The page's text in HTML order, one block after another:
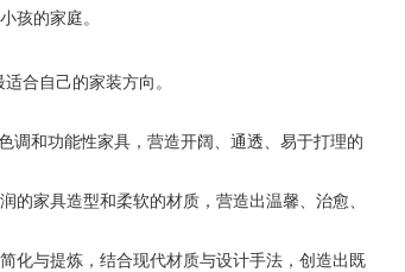
孩的家庭。
合自己的家装方向。
调和功能性家具，营造开阔、通透、易于打理的
的家具造型和柔软的材质，营造出温馨、治愈、
化与提炼，结合现代材质与设计手法，创造出既